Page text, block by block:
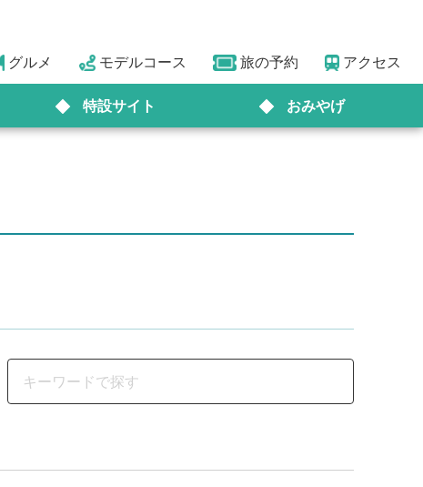
グルメ モデルコース 旅の予約 アクセス
特設サイト おみやげ